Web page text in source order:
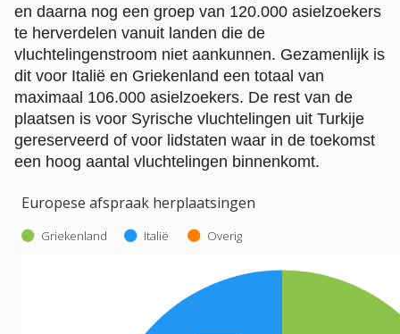
en daarna nog een groep van 120.000 asielzoekers
te herverdelen vanuit landen die de
vluchtelingenstroom niet aankunnen. Gezamenlijk is
dit voor Italië en Griekenland een totaal van
maximaal 106.000 asielzoekers. De rest van de
plaatsen is voor Syrische vluchtelingen uit Turkije
gereserveerd of voor lidstaten waar in de toekomst
een hoog aantal vluchtelingen binnenkomt.